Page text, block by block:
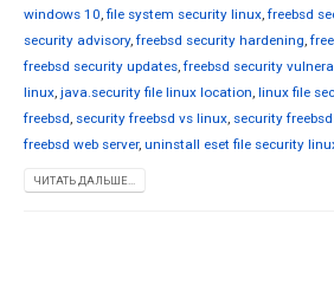
windows 10 file system security linux freebsd
security advisory, freebsd security hardening
freebsd security updates freebsd security
linux java.security file linux location linux file
freebsd security freebsd vs linux security
freebsd web server, uninstall eset file security
ЧИТАТЬ ДАЛЬШЕ...